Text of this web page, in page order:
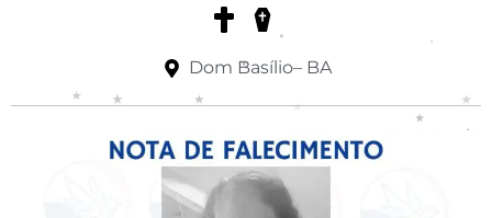
Dom Basílio– BA